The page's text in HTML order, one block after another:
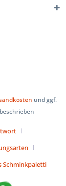
und ggf.
Schminkpaletti